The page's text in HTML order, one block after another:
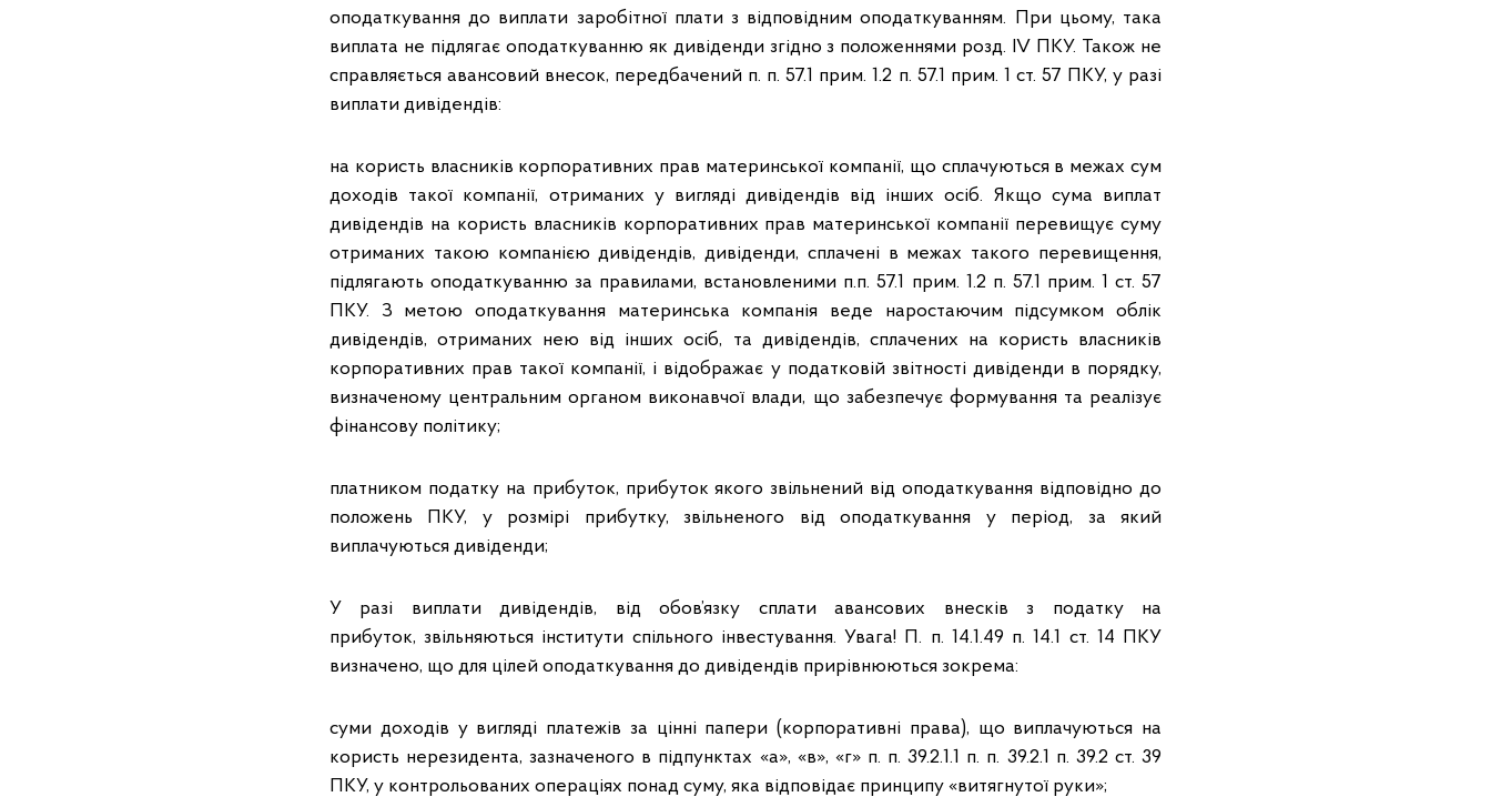
оподаткування до виплати заробітної плати з відповідним оподаткуванням. При цьому, така
виплата не підлягає оподаткуванню як дивіденди згідно з положеннями розд. IV ПКУ. Також не
справляється авансовий внесок, передбачений п. п. 57.1 прим. 1.2 п. 57.1 прим. 1 ст. 57 ПКУ, у разі
виплати дивідендів:
на користь власників корпоративних прав материнської компанії, що сплачуються в межах сум
доходів такої компанії, отриманих у вигляді дивідендів від інших осіб. Якщо сума виплат
дивідендів на користь власників корпоративних прав материнської компанії перевищує суму
отриманих такою компанією дивідендів, дивіденди, сплачені в межах такого перевищення,
підлягають оподаткуванню за правилами, встановленими п.п. 57.1 прим. 1.2 п. 57.1 прим. 1 ст. 57
ПКУ. З метою оподаткування материнська компанія веде наростаючим підсумком облік
дивідендів, отриманих нею від інших осіб, та дивідендів, сплачених на користь власників
корпоративних прав такої компанії, і відображає у податковій звітності дивіденди в порядку,
визначеному центральним органом виконавчої влади, що забезпечує формування та реалізує
фінансову політику;
платником податку на прибуток, прибуток якого звільнений від оподаткування відповідно до
положень ПКУ, у розмірі прибутку, звільненого від оподаткування у період, за який
виплачуються дивіденди;
У разі виплати дивідендів, від обов’язку сплати авансових внесків з податку на
прибуток, звільняються інститути спільного інвестування. Увага! П. п. 14.1.49 п. 14.1 ст. 14 ПКУ
визначено, що для цілей оподаткування до дивідендів прирівнюються зокрема:
суми доходів у вигляді платежів за цінні папери (корпоративні права), що виплачуються на
користь нерезидента, зазначеного в підпунктах «а», «в», «г» п. п. 39.2.1.1 п. п. 39.2.1 п. 39.2 ст. 39
ПКУ, у контрольованих операціях понад суму, яка відповідає принципу «витягнутої руки»;